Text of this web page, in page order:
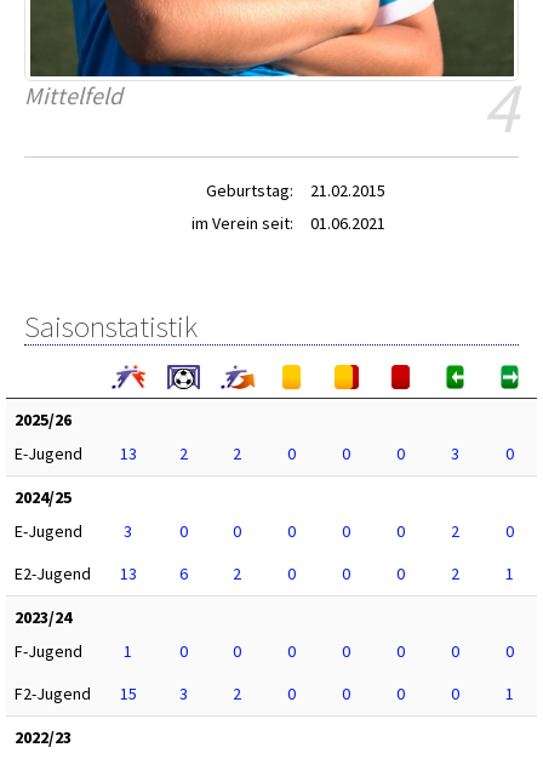
4
Mittelfeld
Geburtstag:
21.02.2015
im Verein seit:
01.06.2021
Saisonstatistik
2025/26
E-Jugend
13 2 2 0 0 0 3
0
2024/25
E-Jugend
3 0 0 0 0 0 2
0
E2-Jugend
13 6 2 0 0 0 2
1
2023/24
F-Jugend
1 0 0 0 0 0 0
0
F2-Jugend
15 3 2 0 0 0 0
1
2022/23